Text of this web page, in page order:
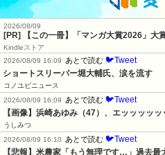
2026/08/09
[PR] 【この一冊】「マンガ大賞2026」大
Kindleストア
2026/08/09 16:09
あとで読む 🐦Tweet
ショートスリーパー堀大輔氏、涙を流す
コノユビニュース
2026/08/09 16:09
あとで読む 🐦Tweet
【画像】浜崎あゆみ（47）、エッッッッ
うしみつ
2026/08/09 16:10
あとで読む 🐦Tweet
【悲報】米農家「もう無理です…」過去